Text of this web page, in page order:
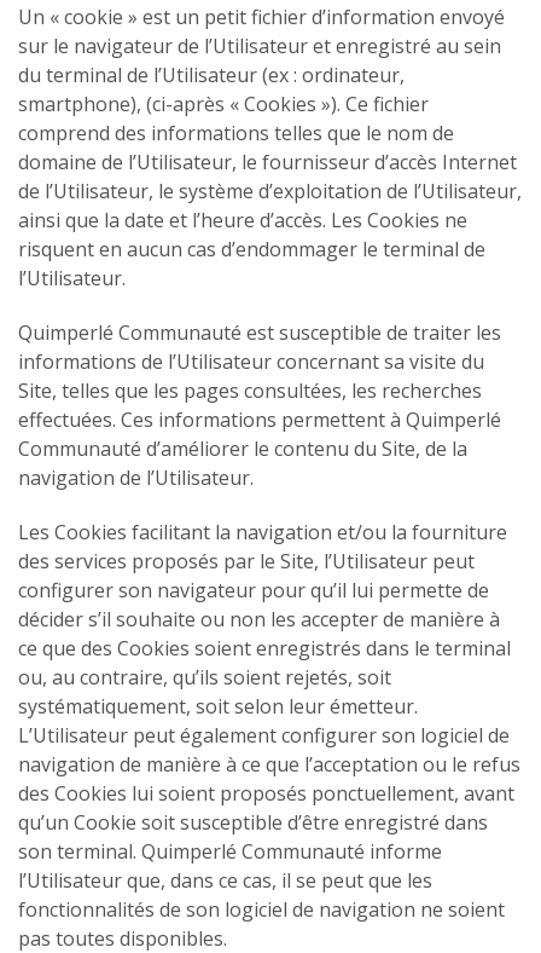
Un « cookie » est un petit fichier d’information envoyé
sur le navigateur de l’Utilisateur et enregistré au sein
du terminal de l’Utilisateur (ex : ordinateur,
smartphone), (ci-après « Cookies »). Ce fichier
comprend des informations telles que le nom de
domaine de l’Utilisateur, le fournisseur d’accès Internet
de l’Utilisateur, le système d’exploitation de l’Utilisateur,
ainsi que la date et l’heure d’accès. Les Cookies ne
risquent en aucun cas d’endommager le terminal de
l’Utilisateur.
Quimperlé Communauté est susceptible de traiter les
informations de l’Utilisateur concernant sa visite du
Site, telles que les pages consultées, les recherches
effectuées. Ces informations permettent à Quimperlé
Communauté d’améliorer le contenu du Site, de la
navigation de l’Utilisateur.
Les Cookies facilitant la navigation et/ou la fourniture
des services proposés par le Site, l’Utilisateur peut
configurer son navigateur pour qu’il lui permette de
décider s’il souhaite ou non les accepter de manière à
ce que des Cookies soient enregistrés dans le terminal
ou, au contraire, qu’ils soient rejetés, soit
systématiquement, soit selon leur émetteur.
L’Utilisateur peut également configurer son logiciel de
navigation de manière à ce que l’acceptation ou le refus
des Cookies lui soient proposés ponctuellement, avant
qu’un Cookie soit susceptible d’être enregistré dans
son terminal. Quimperlé Communauté informe
l’Utilisateur que, dans ce cas, il se peut que les
fonctionnalités de son logiciel de navigation ne soient
pas toutes disponibles.